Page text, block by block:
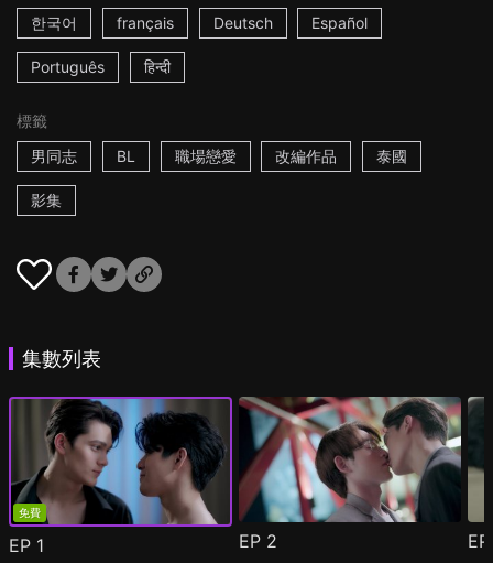
한국어 français Deutsch Español
Português हिन्दी
標籤
男同志
BL 職場戀愛 改編作品 泰國
影集
集數列表
免費
EP 1 EP 2